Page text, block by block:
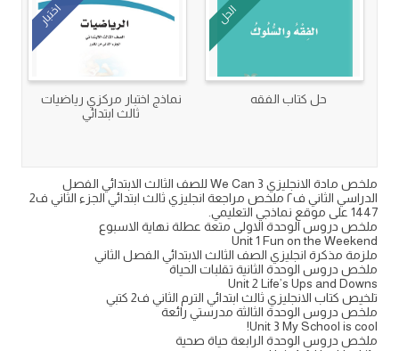
الحل
حل كتاب الفقه
اختبار
نماذج اختبار مركزي رياضيات
ثالث ابتدائي
ملخص مادة الانجليزي We Can 3 للصف الثالث الابتدائي الفصل
الدراسي الثاني ف٢ ملخص مراجعة انجليزي ثالث ابتدائي الجزء الثاني ف2
1447 على موقع نماذجي التعليمي.
ملخص دروس الوحدة الاولى متعة عطلة نهاية الاسبوع
Unit 1 Fun on the Weekend
ملزمة مذكرة انجليزي الصف الثالث الابتدائي الفصل الثاني
ملخص دروس الوحدة الثانية تقلبات الحياة
Unit 2 Life’s Ups and Downs
تلخيص كتاب الانجليزي ثالث ابتدائي الترم الثاني ف2 كتبي
ملخص دروس الوحدة الثالثة مدرستي رائعة
Unit 3 My School is cool!
ملخص دروس الوحدة الرابعة حياة صحية